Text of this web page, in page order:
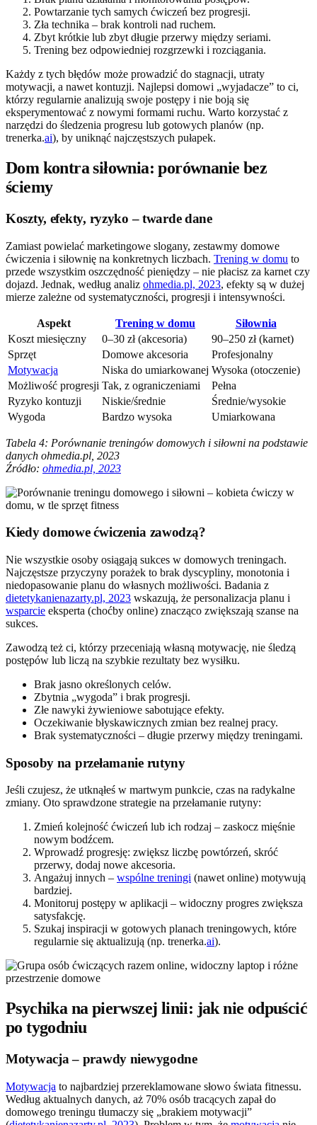
Powtarzanie tych samych ćwiczeń bez progresji.
Zła technika – brak kontroli nad ruchem.
Zbyt krótkie lub zbyt długie przerwy między seriami.
Trening bez odpowiedniej rozgrzewki i rozciągania.
Każdy z tych błędów może prowadzić do stagnacji, utraty
motywacji, a nawet kontuzji. Najlepsi domowi „wyjadacze” to ci,
którzy regularnie analizują swoje postępy i nie boją się
eksperymentować z nowymi formami ruchu. Warto korzystać z
narzędzi do śledzenia progresu lub gotowych planów (np.
trenerka.ai), by uniknąć najczęstszych pułapek.
Dom kontra siłownia: porównanie bez
ściemy
Koszty, efekty, ryzyko – twarde dane
Zamiast powielać marketingowe slogany, zestawmy domowe
ćwiczenia i siłownię na konkretnych liczbach. Trening w domu to
przede wszystkim oszczędność pieniędzy – nie płacisz za karnet czy
dojazd. Jednak, według analiz ohmedia.pl, 2023, efekty są w dużej
mierze zależne od systematyczności, progresji i intensywności.
Aspekt Trening w domu
Siłownia
Koszt miesięczny
0–30 zł (akcesoria)
90–250 zł (karnet)
Sprzęt
Domowe akcesoria
Profesjonalny
Motywacja
Niska do umiarkowanej Wysoka (otoczenie)
Możliwość progresji Tak, z ograniczeniami
Pełna
Ryzyko kontuzji
Niskie/średnie
Średnie/wysokie
Wygoda
Bardzo wysoka Umiarkowana
Tabela 4: Porównanie treningów domowych i siłowni na podstawie
danych ohmedia.pl, 2023
Źródło: ohmedia.pl, 2023
Kiedy domowe ćwiczenia zawodzą?
Nie wszystkie osoby osiągają sukces w domowych treningach.
Najczęstsze przyczyny porażek to brak dyscypliny, monotonia i
niedopasowanie planu do własnych możliwości. Badania z
dietetykanienazarty.pl, 2023 wskazują, że personalizacja planu i
wsparcie eksperta (choćby online) znacząco zwiększają szanse na
sukces.
Zawodzą też ci, którzy przeceniają własną motywację, nie śledzą
postępów lub liczą na szybkie rezultaty bez wysiłku.
Brak jasno określonych celów.
Zbytnia „wygoda” i brak progresji.
Złe nawyki żywieniowe sabotujące efekty.
Oczekiwanie błyskawicznych zmian bez realnej pracy.
Brak systematyczności – długie przerwy między treningami.
Sposoby na przełamanie rutyny
Jeśli czujesz, że utknąłeś w martwym punkcie, czas na radykalne
zmiany. Oto sprawdzone strategie na przełamanie rutyny:
Zmień kolejność ćwiczeń lub ich rodzaj – zaskocz mięśnie
nowym bodźcem.
Wprowadź progresję: zwiększ liczbę powtórzeń, skróć
przerwy, dodaj nowe akcesoria.
Angażuj innych – wspólne treningi (nawet online) motywują
bardziej.
Monitoruj postępy w aplikacji – widoczny progres zwiększa
satysfakcję.
Szukaj inspiracji w gotowych planach treningowych, które
regularnie się aktualizują (np. trenerka.ai).
Psychika na pierwszej linii: jak nie odpuścić
po tygodniu
Motywacja – prawdy niewygodne
Motywacja to najbardziej przereklamowane słowo świata fitnessu.
Według aktualnych danych, aż 70% osób tracących zapał do
domowego treningu tłumaczy się „brakiem motywacji”